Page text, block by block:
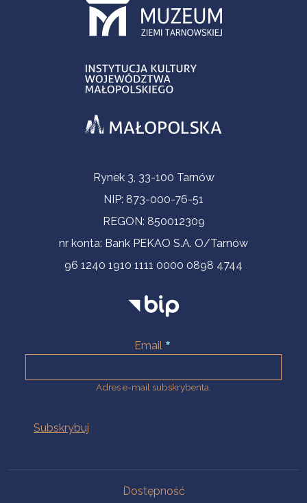
Informacje kontaktoweRynek 3, 33-100 Tarnów
NIP: 873-000-76-51
REGON: 850012309
nr konta: Bank PEKAO S.A. O/Tarnów
96 1240 1910 1111 0000 0898 4744
Email
Adres e-mail subskrybenta.
Dostępność